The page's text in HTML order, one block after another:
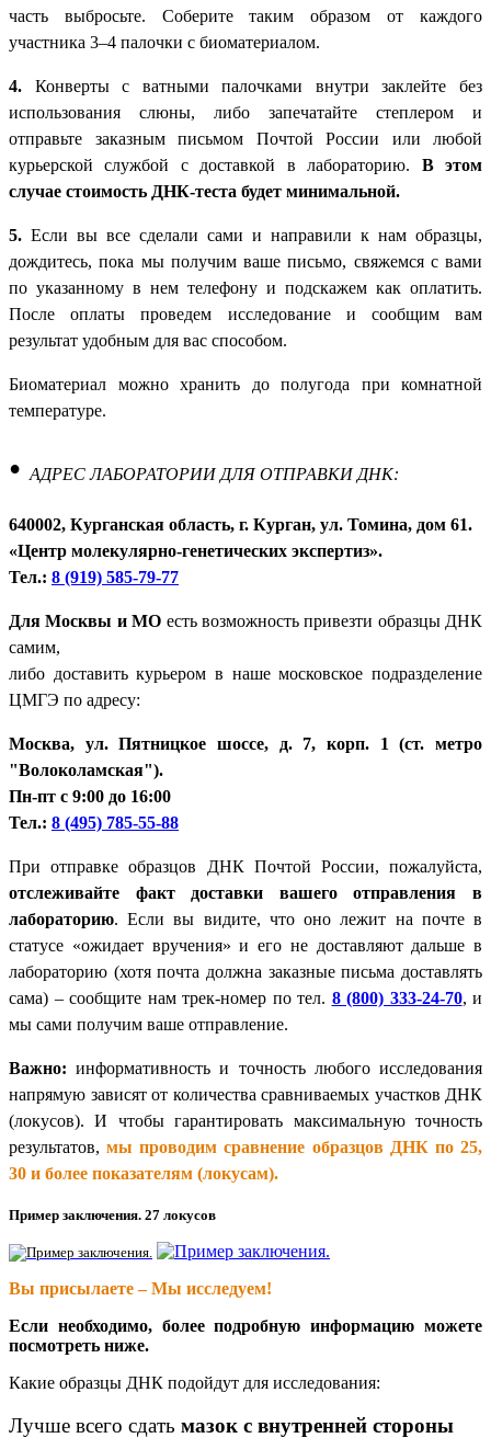
часть выбросьте. Соберите таким образом от каждого
участника 3–4 палочки с биоматериалом.
4. Конверты с ватными палочками внутри заклейте без
использования слюны, либо запечатайте степлером и
отправьте заказным письмом Почтой России или любой
курьерской службой с доставкой в лабораторию. В этом
случае стоимость ДНК-теста будет минимальной.
5. Если вы все сделали сами и направили к нам образцы,
дождитесь, пока мы получим ваше письмо, свяжемся с вами
по указанному в нем телефону и подскажем как оплатить.
После оплаты проведем исследование и сообщим вам
результат удобным для вас способом.
Биоматериал можно хранить до полугода при комнатной
температуре.
• АДРЕС ЛАБОРАТОРИИ ДЛЯ ОТПРАВКИ ДНК:
640002, Курганская область, г. Курган, ул. Томина, дом 61.
«Центр молекулярно-генетических экспертиз».
Тел.: 8 (919) 585-79-77
Для Москвы и МО есть возможность привезти образцы ДНК
самим,
либо доставить курьером в наше московское подразделение
ЦМГЭ по адресу:
Москва, ул. Пятницкое шоссе, д. 7, корп. 1 (ст. метро
"Волоколамская").
Пн-пт с 9:00 до 16:00
Тел.: 8 (495) 785-55-88
При отправке образцов ДНК Почтой России, пожалуйста,
отслеживайте факт доставки вашего отправления в
лабораторию. Если вы видите, что оно лежит на почте в
статусе «ожидает вручения» и его не доставляют дальше в
лабораторию (хотя почта должна заказные письма доставлять
сама) – сообщите нам трек-номер по тел. 8 (800) 333-24-70, и
мы сами получим ваше отправление.
Важно: информативность и точность любого исследования
напрямую зависят от количества сравниваемых участков ДНК
(локусов). И чтобы гарантировать максимальную точность
результатов,мы проводим сравнение образцов ДНК по 25,
30 и более показателям (локусам).
Пример заключения. 27 локусов
Вы присылаете – Мы исследуем!
Если необходимо, более подробную информацию можете
посмотреть ниже.
Какие образцы ДНК подойдут для исследования:
Лучше всего сдать мазок с внутренней стороны